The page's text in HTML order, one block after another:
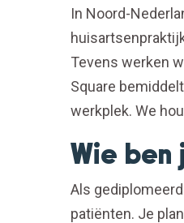
In Noord-
Tevens werken
Square
werkplek. We
Wie ben
Als
patiënten. Je